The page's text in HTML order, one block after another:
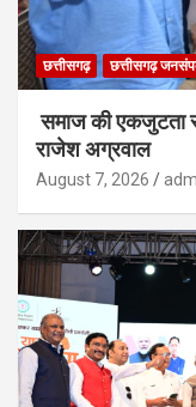
छत्तीसगढ़ छत्तीसगढ़
समाज की एकजुटता
राजेश अग्रवाल
August 7, 2026